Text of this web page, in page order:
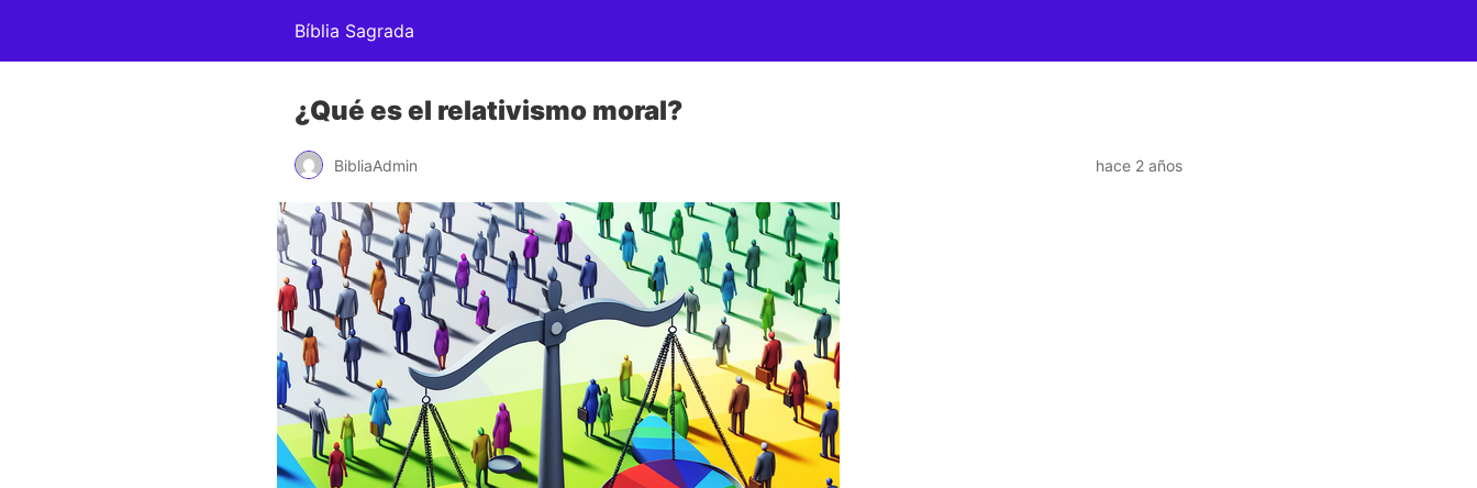
Bíblia Sagrada
¿Qué es el relativismo moral?
BibliaAdmin hace 2 años